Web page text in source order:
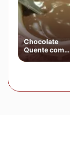
Chocolate
Quente com
Creme de Leite